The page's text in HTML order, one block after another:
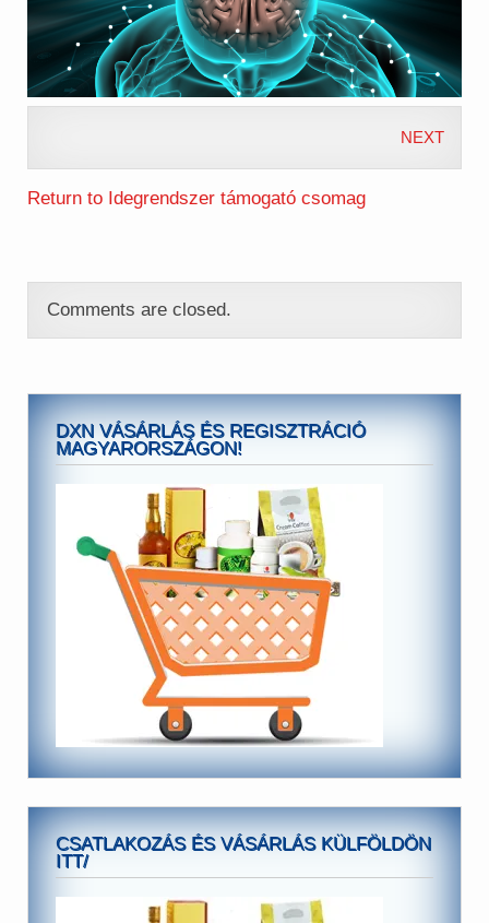
NEXT
Return to Idegrendszer támogató csomag
Comments are closed.
DXN VÁSÁRLÁS ÉS REGISZTRÁCIÓ
MAGYARORSZÁGON!
CSATLAKOZÁS ÉS VÁSÁRLÁS KÜLFÖLDÖN
ITT/